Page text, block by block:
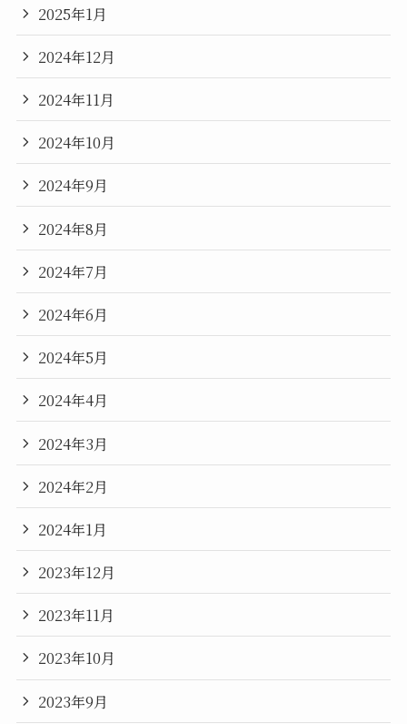
2025年1月
2024年12月
2024年11月
2024年10月
2024年9月
2024年8月
2024年7月
2024年6月
2024年5月
2024年4月
2024年3月
2024年2月
2024年1月
2023年12月
2023年11月
2023年10月
2023年9月